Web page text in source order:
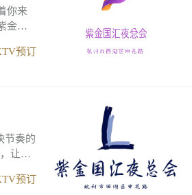
你来
金国
预订
节奏的
让心
预订